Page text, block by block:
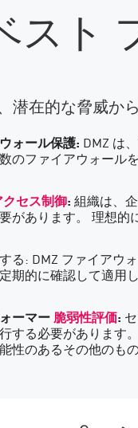
スト
潜在的な脅威か
ォール保護: DMZ は
のファイアウォール
クセス制御: 組織は、
があります。 理想的
る: DMZ ファイアウ
期的に確認して適用
ーマー 脆弱性評価:
する必要があります
性のあるその他のも